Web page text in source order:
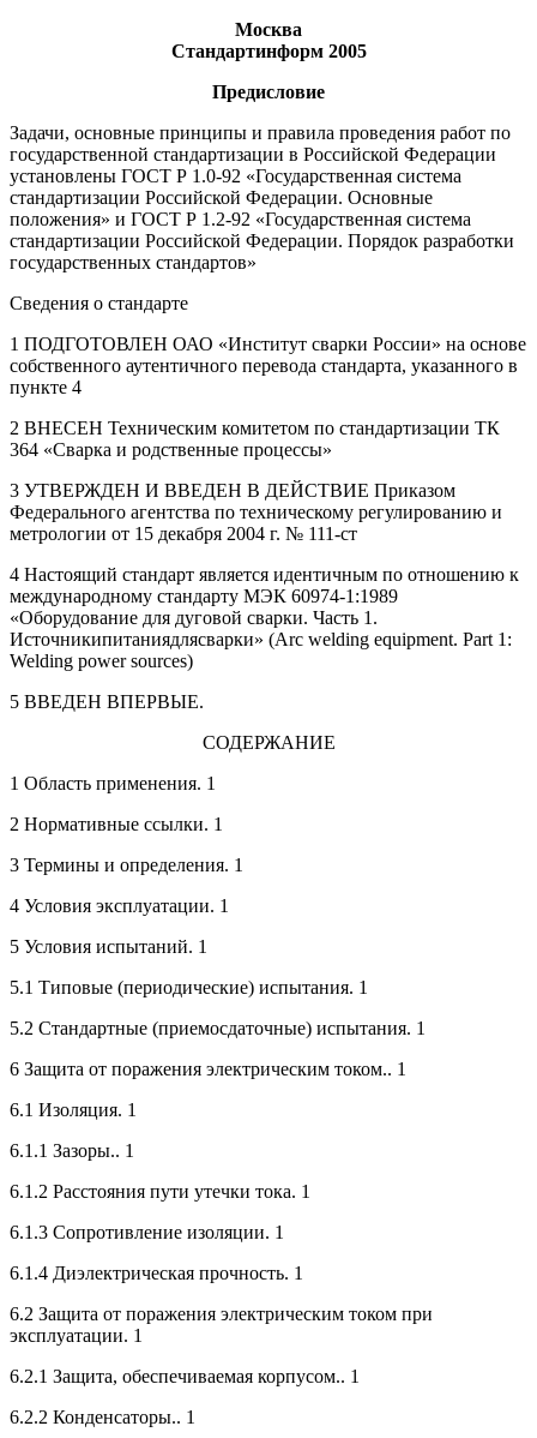
Москва
Стандартинформ 2005
Предисловие
Задачи, основные принципы и правила проведения работ по
государственной стандартизации в Российской Федерации
установлены ГОСТ Р 1.0-92 «Государственная система
стандартизации Российской Федерации. Основные
положения» и ГОСТ Р 1.2-92 «Государственная система
стандартизации Российской Федерации. Порядок разработки
государственных стандартов»
Сведения о стандарте
1 ПОДГОТОВЛЕН ОАО «Институт сварки России» на основе
собственного аутентичного перевода стандарта, указанного в
пункте 4
2 ВНЕСЕН Техническим комитетом по стандартизации ТК
364 «Сварка и родственные процессы»
3 УТВЕРЖДЕН И ВВЕДЕН В ДЕЙСТВИЕ Приказом
Федерального агентства по техническому регулированию и
метрологии от 15 декабря 2004 г. № 111-ст
4 Настоящий стандарт является идентичным по отношению к
международному стандарту МЭК 60974-1:1989
«Оборудование для дуговой сварки. Часть 1.
Источникипитаниядлясварки» (Arc welding equipment. Part 1:
Welding power sources)
5 ВВЕДЕН ВПЕРВЫЕ.
СОДЕРЖАНИЕ
1 Область применения. 1
2 Нормативные ссылки. 1
3 Термины и определения. 1
4 Условия эксплуатации. 1
5 Условия испытаний. 1
5.1 Типовые (периодические) испытания. 1
5.2 Стандартные (приемосдаточные) испытания. 1
6 Защита от поражения электрическим током.. 1
6.1 Изоляция. 1
6.1.1 Зазоры.. 1
6.1.2 Расстояния пути утечки тока. 1
6.1.3 Сопротивление изоляции. 1
6.1.4 Диэлектрическая прочность. 1
6.2 Защита от поражения электрическим током при
эксплуатации. 1
6.2.1 Защита, обеспечиваемая корпусом.. 1
6.2.2 Конденсаторы.. 1